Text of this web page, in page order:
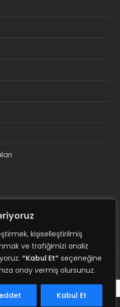
kişiselleştirilmiş
ve trafiğimizi analiz
“Kabul Et” seçeneğine
onay vermiş olursunuz.
Kabul Et
Hakları Saklıdır